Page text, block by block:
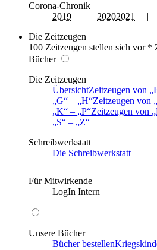
Corona-Chronik
2019 | 20202021 |
Die Zeitzeugen
100 Zeitzeugen stellen sich vor *
Bücher
Die Zeitzeugen
ÜbersichtZeitzeugen von
G
– H Zeitzeugen von
K
– P Zeitzeugen von
S
–
Z
Schreibwerkstatt
Die Schreibwerkstatt
Für Mitwirkende
LogIn Intern
Unsere Bücher
Bücher bestellen